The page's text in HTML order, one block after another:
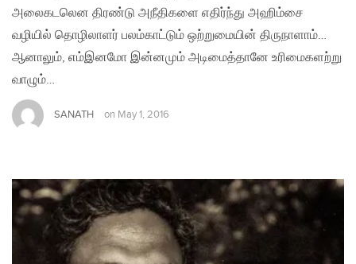
அலைகடலென திரண்டு அநீதிகளை எதிர்ந்து அஹிம்சை
வழியில் தொழிலாளர் பலம்காட்டும் ஒற்றுமையின் திருநாளாம்…
ஆனாலும், எம்இனமோ இன்னமும் அடிமைத்தானே உரிமைகளற்று
வாழும்…
SANATH on May 1, 2016